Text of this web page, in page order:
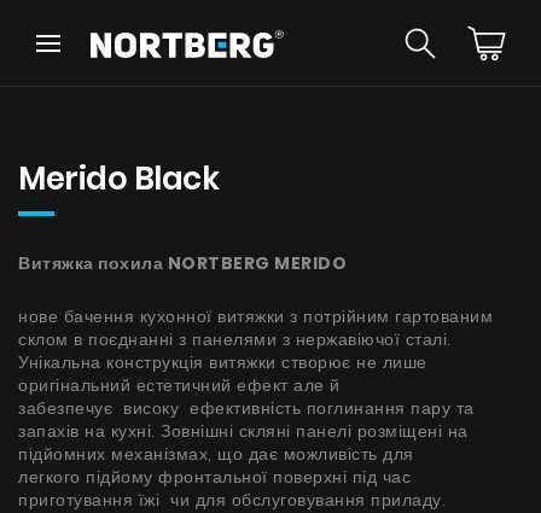
Назад
Витяжки Острівні
Витяжки Пристінні
Витяжки Вбудовані
Витяжки Стельові
Витяжки Циліндричні
Витяжки Декоративні
Витяжки Повновбудовані
Витяжки Телескопічні
Витяжки Інтегровані
Аксесуари
Взірці кольорів
Назад
Інструкції
Merido Black
Витяжка похила NORTBERG MERIDO
нове бачення кухонної витяжки з потрійним гартованим
склом в поєднанні з панелями з нержавіючої сталі.
Унікальна конструкція витяжки створює не лише
оригінальний естетичний ефект але й
забезпечує високу ефективність поглинання пару та
запахів на кухні. Зовнішні скляні панелі розміщені на
підйомних механізмах, що дає можливість для
легкого підйому фронтальної поверхні під час
приготування їжі чи для обслуговування приладу.